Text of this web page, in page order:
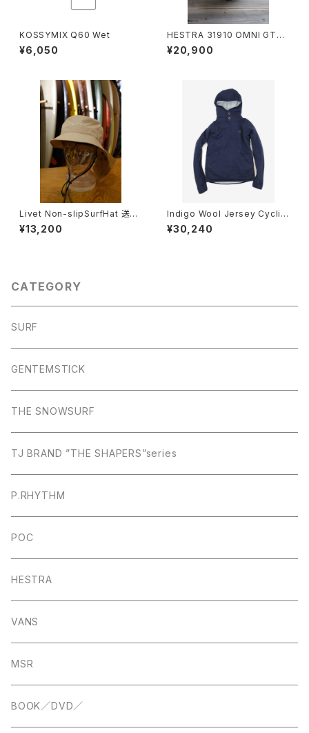
KOSSYMIX Q60 Wet
¥6,050
HESTRA 31910 OMNI GTX
FULL LEATHER 送料無料
¥20,900
Livet Non-slipSurfHat 送料
無料
¥13,200
Indigo Wool Jersey Cyclin
¥30,240
CATEGORY
SURF
GENTEMSTICK
THE SNOWSURF
TJ BRAND ”THE SHAPERS”series
P.RHYTHM
POC
HESTRA
VANS
MSR
BOOK／DVD／